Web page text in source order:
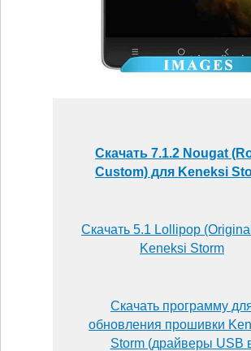
Скачать 7.1.2 Nougat
Custom) для Keneksi
Скачать 5.1 Lollipop
Keneksi Storm
Скачать программу
обновления прошивки
Storm (драйверы USB